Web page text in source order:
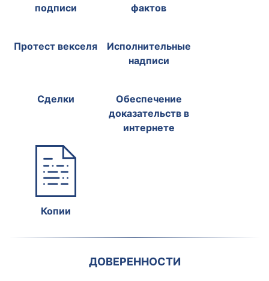
подписи
фактов
Протест векселя
Исполнительные
надписи
Сделки
Обеспечение
доказательств в
интернете
Копии
ДОВЕРЕННОСТИ